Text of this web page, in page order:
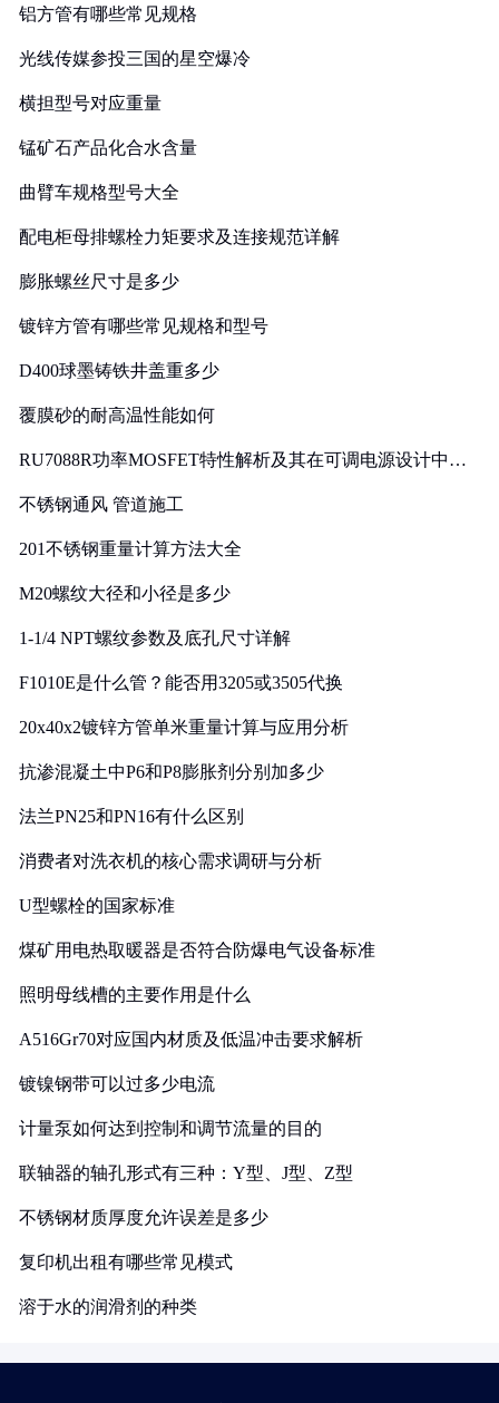
铝方管有哪些常见规格
光线传媒参投三国的星空爆冷
横担型号对应重量
锰矿石产品化合水含量
曲臂车规格型号大全
配电柜母排螺栓力矩要求及连接规范详解
膨胀螺丝尺寸是多少
镀锌方管有哪些常见规格和型号
D400球墨铸铁井盖重多少
覆膜砂的耐高温性能如何
RU7088R功率MOSFET特性解析及其在可调电源设计中的
不锈钢通风 管道施工
201不锈钢重量计算方法大全
M20螺纹大径和小径是多少
1-1/4 NPT螺纹参数及底孔尺寸详解
F1010E是什么管？能否用3205或3505代换
20x40x2镀锌方管单米重量计算与应用分析
抗渗混凝土中P6和P8膨胀剂分别加多少
法兰PN25和PN16有什么区别
消费者对洗衣机的核心需求调研与分析
U型螺栓的国家标准
煤矿用电热取暖器是否符合防爆电气设备标准
照明母线槽的主要作用是什么
A516Gr70对应国内材质及低温冲击要求解析
镀镍钢带可以过多少电流
计量泵如何达到控制和调节流量的目的
联轴器的轴孔形式有三种：Y型、J型、Z型
不锈钢材质厚度允许误差是多少
复印机出租有哪些常见模式
溶于水的润滑剂的种类